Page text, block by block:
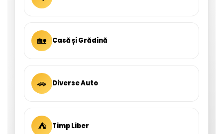
🏡 Casă și Grădină
🚗 Diverse Auto
⛺ Timp Liber